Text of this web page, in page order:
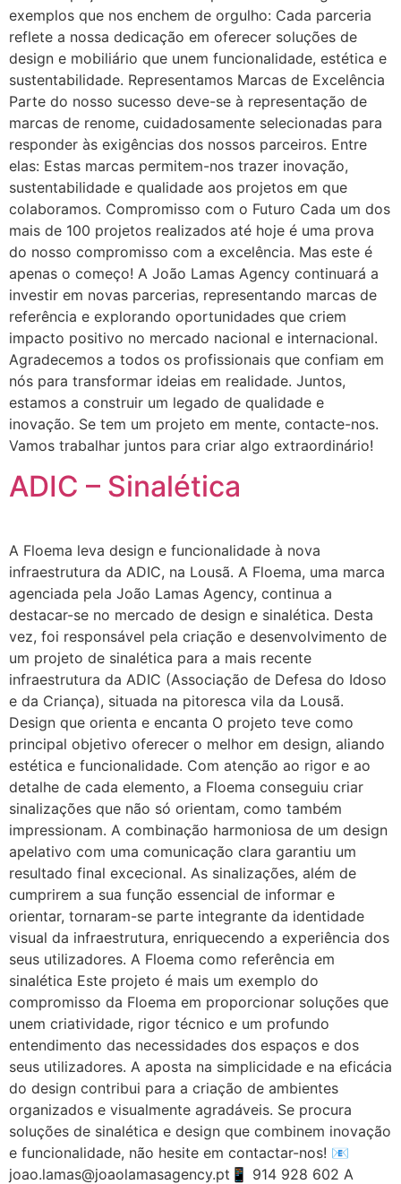
exemplos que nos enchem de orgulho: Cada parceria
reflete a nossa dedicação em oferecer soluções de
design e mobiliário que unem funcionalidade, estética e
sustentabilidade. Representamos Marcas de Excelência
Parte do nosso sucesso deve-se à representação de
marcas de renome, cuidadosamente selecionadas para
responder às exigências dos nossos parceiros. Entre
elas: Estas marcas permitem-nos trazer inovação,
sustentabilidade e qualidade aos projetos em que
colaboramos. Compromisso com o Futuro Cada um dos
mais de 100 projetos realizados até hoje é uma prova
do nosso compromisso com a excelência. Mas este é
apenas o começo! A João Lamas Agency continuará a
investir em novas parcerias, representando marcas de
referência e explorando oportunidades que criem
impacto positivo no mercado nacional e internacional.
Agradecemos a todos os profissionais que confiam em
nós para transformar ideias em realidade. Juntos,
estamos a construir um legado de qualidade e
inovação. Se tem um projeto em mente, contacte-nos.
Vamos trabalhar juntos para criar algo extraordinário!
ADIC – Sinalética
A Floema leva design e funcionalidade à nova
infraestrutura da ADIC, na Lousã. A Floema, uma marca
agenciada pela João Lamas Agency, continua a
destacar-se no mercado de design e sinalética. Desta
vez, foi responsável pela criação e desenvolvimento de
um projeto de sinalética para a mais recente
infraestrutura da ADIC (Associação de Defesa do Idoso
e da Criança), situada na pitoresca vila da Lousã.
Design que orienta e encanta O projeto teve como
principal objetivo oferecer o melhor em design, aliando
estética e funcionalidade. Com atenção ao rigor e ao
detalhe de cada elemento, a Floema conseguiu criar
sinalizações que não só orientam, como também
impressionam. A combinação harmoniosa de um design
apelativo com uma comunicação clara garantiu um
resultado final excecional. As sinalizações, além de
cumprirem a sua função essencial de informar e
orientar, tornaram-se parte integrante da identidade
visual da infraestrutura, enriquecendo a experiência dos
seus utilizadores. A Floema como referência em
sinalética Este projeto é mais um exemplo do
compromisso da Floema em proporcionar soluções que
unem criatividade, rigor técnico e um profundo
entendimento das necessidades dos espaços e dos
seus utilizadores. A aposta na simplicidade e na eficácia
do design contribui para a criação de ambientes
organizados e visualmente agradáveis. Se procura
soluções de sinalética e design que combinem inovação
e funcionalidade, não hesite em contactar-nos! 📧
joao.lamas@joaolamasagency.pt📱 914 928 602 A